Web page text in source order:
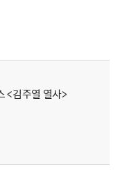
<김주열 열사>